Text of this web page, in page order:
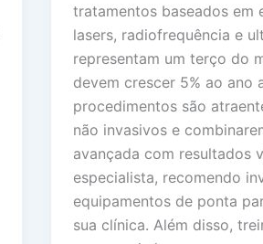
tratamentos baseados em
lasers, radiofrequência e
representam um terço do
devem crescer 5% ao ano
procedimentos são
não invasivos e
avançada com resultados
especialista, recomendo
equipamentos de ponta
sua clínica. Além disso,